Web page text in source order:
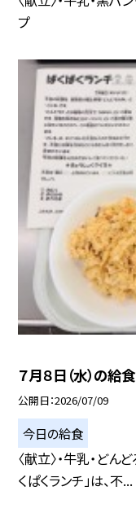
プ
７月８日（水）の給食
公開日 2026/07/09
今日の給食
〈献立〉・牛乳・どん
くぱくランチ」は、不...